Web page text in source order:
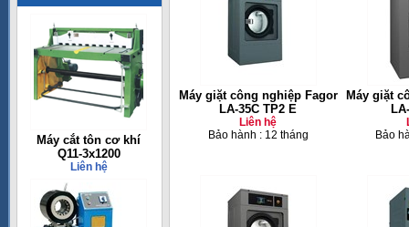
Máy cắt tôn cơ khí
Q11-3x1200
Liên hệ
Máy giặt công nghiệp Fagor
LA-35C TP2 E
Liên hệ
Bảo hành : 12 tháng
Máy giặt
Bảo